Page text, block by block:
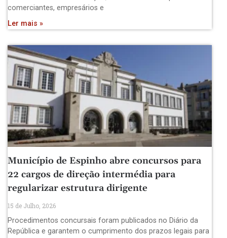
comerciantes, empresários e
Ler mais »
Município de Espinho abre concursos para
22 cargos de direção intermédia para
regularizar estrutura dirigente
15 de Julho, 2026
Procedimentos concursais foram publicados no Diário da
República e garantem o cumprimento dos prazos legais para